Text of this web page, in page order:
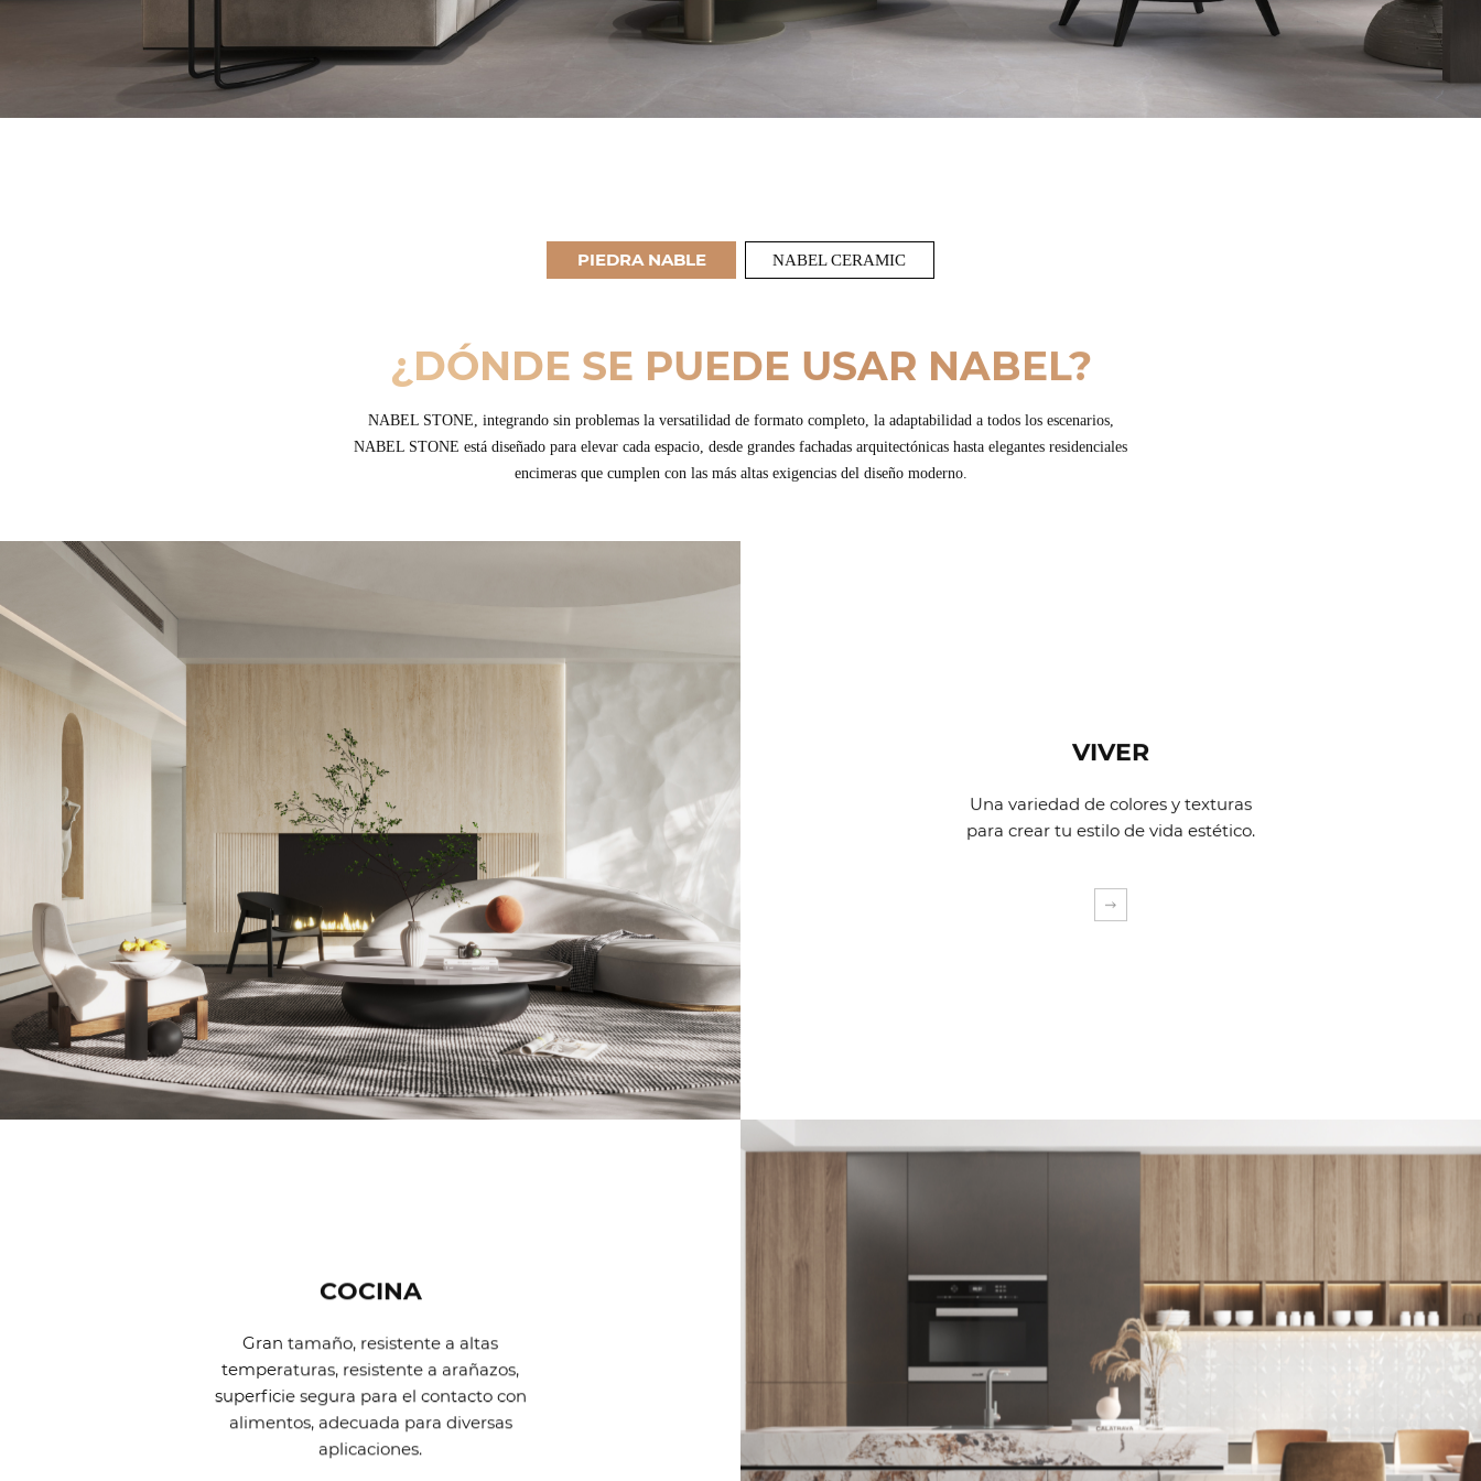
PIEDRA NABLE NABEL CERAMIC
¿DÓNDE SE PUEDE USAR NABEL?
NABEL STONE, integrando sin problemas la versatilidad de formato completo, la adaptabilidad a todos los escenarios,
NABEL STONE está diseñado para elevar cada espacio, desde grandes fachadas arquitectónicas hasta elegantes residenciales
encimeras que cumplen con las más altas exigencias del diseño moderno.
VIVER
Una variedad de colores y texturas
para crear tu estilo de vida estético.
EXPLORA MÁS
COCINA
Gran tamaño, resistente a altas
temperaturas, resistente a arañazos,
superficie segura para el contacto con
alimentos, adecuada para diversas
aplicaciones.